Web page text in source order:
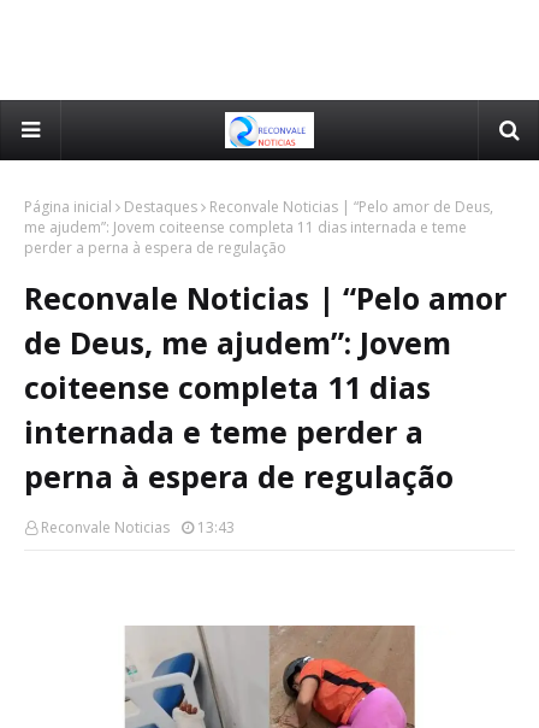
Página inicial Destaques
Reconvale Noticias | “Pelo amor de Deus,
me ajudem”: Jovem coiteense completa 11 dias internada e teme
perder a perna à espera de regulação
Reconvale Noticias | “Pelo amor
de Deus, me ajudem”: Jovem
coiteense completa 11 dias
internada e teme perder a
perna à espera de regulação
Reconvale Noticias 13:43